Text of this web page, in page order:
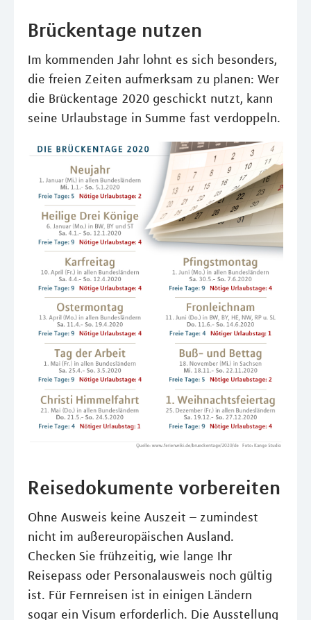
Brückentage nutzen
Im kommenden Jahr lohnt es sich besonders,
die freien Zeiten aufmerksam zu planen: Wer
die Brückentage 2020 geschickt nutzt, kann
seine Urlaubstage in Summe fast verdoppeln.
Reisedokumente vorbereiten
Ohne Ausweis keine Auszeit – zumindest
nicht im außereuropäischen Ausland.
Checken Sie frühzeitig, wie lange Ihr
Reisepass oder Personalausweis noch gültig
ist. Für Fernreisen ist in einigen Ländern
sogar ein Visum erforderlich. Die Ausstellung